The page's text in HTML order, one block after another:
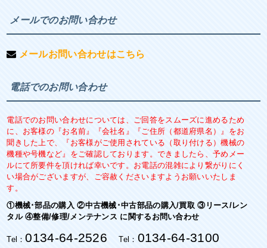
メールでのお問い合わせ
メールお問い合わせはこちら
電話でのお問い合わせ
電話でのお問い合わせについては、ご回答をスムーズに進めるため
に、お客様の『お名前』『会社名』『ご住所（都道府県名）』をお
聞きした上で、『お客様がご使用されている（取り付ける）機械の
機種や号機など』をご確認しております。できましたら、予めメー
ルにて所要件を頂ければ幸いです。お電話の混雑により繋がりにく
い場合がございますが、ご容赦くださいますようお願いいたしま
す。
①機械･部品の購入 ②中古機械･中古部品の購入/買取 ③リース/レン
タル ④整備/修理/メンテナンス に関するお問い合わせ
Tel：0134-64-2526 Tel： 0134-64-3100